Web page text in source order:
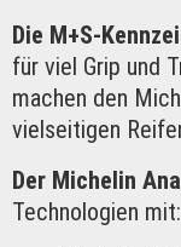
Die M+S-
für viel Grip und
machen den
vielseitigen
Der Michelin
Technologien mit: